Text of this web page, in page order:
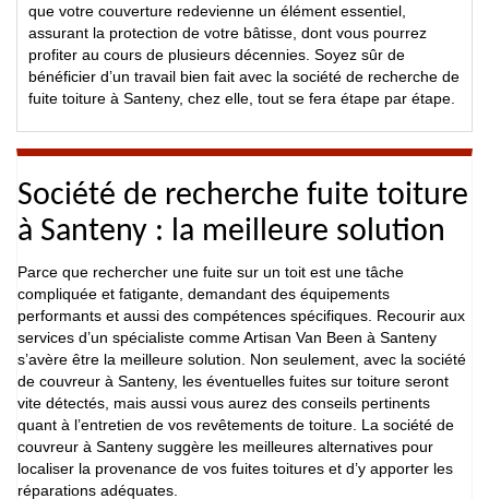
que votre couverture redevienne un élément essentiel,
assurant la protection de votre bâtisse, dont vous pourrez
profiter au cours de plusieurs décennies. Soyez sûr de
bénéficier d’un travail bien fait avec la société de recherche de
fuite toiture à Santeny, chez elle, tout se fera étape par étape.
Société de recherche fuite toiture
à Santeny : la meilleure solution
Parce que rechercher une fuite sur un toit est une tâche
compliquée et fatigante, demandant des équipements
performants et aussi des compétences spécifiques. Recourir aux
services d’un spécialiste comme Artisan Van Been à Santeny
s’avère être la meilleure solution. Non seulement, avec la société
de couvreur à Santeny, les éventuelles fuites sur toiture seront
vite détectés, mais aussi vous aurez des conseils pertinents
quant à l’entretien de vos revêtements de toiture. La société de
couvreur à Santeny suggère les meilleures alternatives pour
localiser la provenance de vos fuites toitures et d’y apporter les
réparations adéquates.